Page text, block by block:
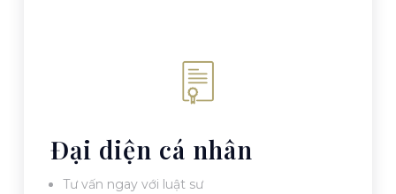
Đại diện cá nhân
Tư vấn ngay với luật sư